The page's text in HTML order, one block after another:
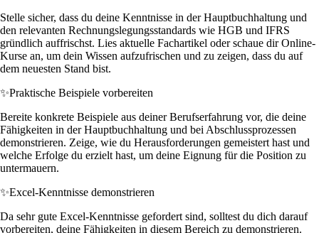
Stelle sicher, dass du deine Kenntnisse in der Hauptbuchhaltung und
den relevanten Rechnungslegungsstandards wie HGB und IFRS
gründlich auffrischst. Lies aktuelle Fachartikel oder schaue dir Online-
Kurse an, um dein Wissen aufzufrischen und zu zeigen, dass du auf
dem neuesten Stand bist.
✨Praktische Beispiele vorbereiten
Bereite konkrete Beispiele aus deiner Berufserfahrung vor, die deine
Fähigkeiten in der Hauptbuchhaltung und bei Abschlussprozessen
demonstrieren. Zeige, wie du Herausforderungen gemeistert hast und
welche Erfolge du erzielt hast, um deine Eignung für die Position zu
untermauern.
✨Excel-Kenntnisse demonstrieren
Da sehr gute Excel-Kenntnisse gefordert sind, solltest du dich darauf
vorbereiten, deine Fähigkeiten in diesem Bereich zu demonstrieren.